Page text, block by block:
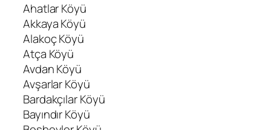
Ahatlar Köyü
Akkaya Köyü
Alakoç Köyü
Atça Köyü
Avdan Köyü
Avşarlar Köyü
Bardakçılar Köyü
Bayındır Köyü